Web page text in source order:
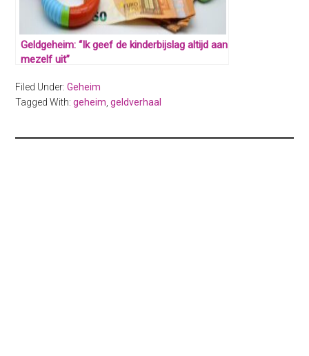
Geldgeheim: “Ik geef de kinderbijslag altijd aan
mezelf uit”
Filed Under:Geheim
Tagged With:geheim ,geldverhaal